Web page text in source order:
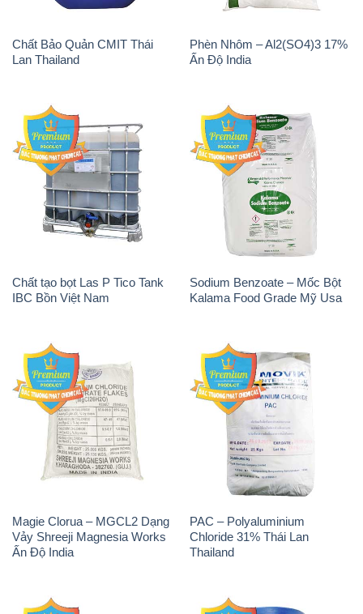
Chất Bảo Quản CMIT Thái
Lan Thailand
Phèn Nhôm – Al2(SO4)3 17%
Ấn Độ India
Chất tạo bọt Las P Tico Tank
IBC Bồn Việt Nam
Sodium Benzoate – Mốc Bột
Kalama Food Grade Mỹ Usa
Magie Clorua – MGCL2 Dạng
Vảy Shreeji Magnesia Works
Ấn Độ India
PAC – Polyaluminium
Chloride 31% Thái Lan
Thailand